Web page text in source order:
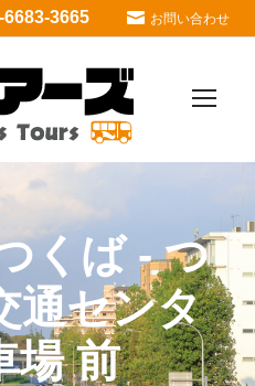
6683-3665 お問い合わせ
くば - つ
通センタ
場 前